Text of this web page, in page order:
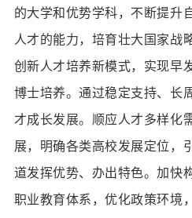
的大学和优势学科，不断提升
人才的能力，培育壮大国家战
创新人才培养新模式，实现早
博士培养。通过稳定支持、长
才成长发展。顺应人才多样化
展，明确各类高校发展定位，
道发挥优势、办出特色。加快
职业教育体系，优化政策环境